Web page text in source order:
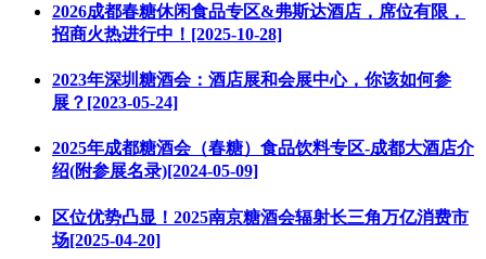
2026成都春糖休闲食品专区&弗斯达酒店，席位有限，
招商火热进行中！[2025-10-28]
2023年深圳糖酒会：酒店展和会展中心，你该如何参
展？[2023-05-24]
2025年成都糖酒会（春糖）食品饮料专区-成都大酒店介
绍(附参展名录)[2024-05-09]
区位优势凸显！2025南京糖酒会辐射长三角万亿消费市
场[2025-04-20]